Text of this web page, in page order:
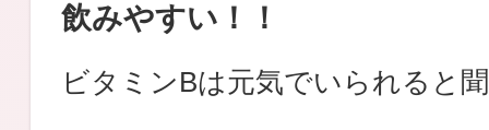
飲みやすい！！
ビタミンBは元気でいられると